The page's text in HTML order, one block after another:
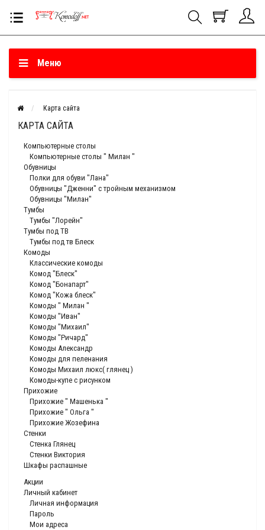
Меню
Карта сайта
КАРТА САЙТА
Компьютерные столы
Компьютерные столы " Милан "
Обувницы
Полки для обуви "Лана"
Обувницы "Дженни" с тройным механизмом
Обувницы "Милан"
Тумбы
Тумбы "Лорейн"
Тумбы под ТВ
Тумбы под тв Блеск
Комоды
Классические комоды
Комод "Блеск"
Комод "Бонапарт"
Комод "Кожа блеск"
Комоды " Милан "
Комоды "Иван"
Комоды "Михаил"
Комоды "Ричард"
Комоды Александр
Комоды для пеленания
Комоды Михаил люкс( глянец )
Комоды-купе с рисунком
Прихожие
Прихожие " Машенька "
Прихожие " Ольга "
Прихожие Жозефина
Стенки
Стенка Глянец
Стенки Виктория
Шкафы распашные
Акции
Личный кабинет
Личная информация
Пароль
Мои адреса